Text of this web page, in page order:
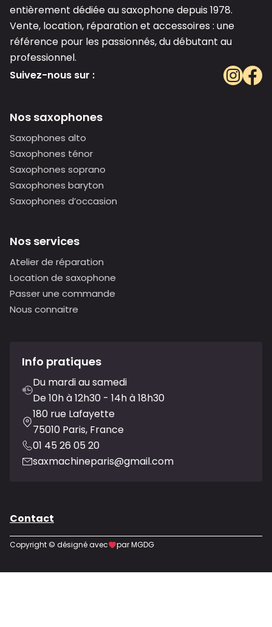
entièrement dédiée au saxophone depuis 1978.
Vente, location, réparation et accessoires : une
référence pour les passionnés, du débutant au
professionnel.
Suivez-nous sur :
Nos saxophones
Saxophones alto
Saxophones ténor
Saxophones soprano
Saxophones baryton
Saxophones d’occasion
Nos services
Atelier de réparation
Location de saxophone
Passer une commande
Nous connaitre
Info pratiques
Du mardi au samedi
De 10h à 12h30 - 14h à 18h30
180 rue Lafayette
75010 Paris, France
01 45 26 05 20
saxmachineparis@gmail.com
Contact
Copyright © désigné avec par MGDG